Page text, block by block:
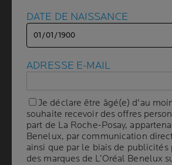
Choisissez et utilisez notre
pour la peau
All About Peau fragilisée
Cicatrices et points de
L'erytheme fessier
La peau brulee
Les peaux fragilisees
Eczema
All About Peau sensible
Ai je la peau sensible
DATE DE NAISSANCE
ADRESSE E-MAIL
Je déclare être âgé(e) d'au
souhaite recevoir des offres
part de La Roche-Posay,
Benelux, par communication
ainsi que par le biais de publicités
des marques de L’Oréal Benelux
DATE DE NAISSANCE
ADRESSE E-MAIL
Je déclare être âgé(e) d'au
souhaite recevoir des offres
part de La Roche-Posay,
Benelux, par communication
ainsi que par le biais de publicités
des marques de L’Oréal Benelux